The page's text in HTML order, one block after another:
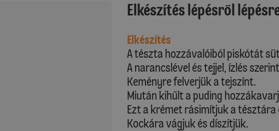
Elkészítés lépésről
Elkészítés
A tészta hozzávalóiból piskótát
A narancslével és tejjel, ízlés
Keményre felverjük a tejszínt.
Miután kihűlt a puding
Ezt a krémet rásimítjuk a
Kockára vágjuk és díszítjük.